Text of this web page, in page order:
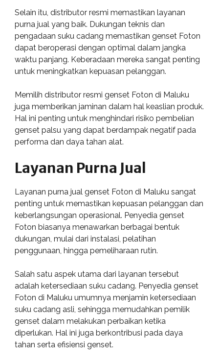
Selain itu, distributor resmi memastikan layanan
purna jual yang baik. Dukungan teknis dan
pengadaan suku cadang memastikan genset Foton
dapat beroperasi dengan optimal dalam jangka
waktu panjang. Keberadaan mereka sangat penting
untuk meningkatkan kepuasan pelanggan.
Memilih distributor resmi genset Foton di Maluku
juga memberikan jaminan dalam hal keaslian produk.
Hal ini penting untuk menghindari risiko pembelian
genset palsu yang dapat berdampak negatif pada
performa dan daya tahan alat.
Layanan Purna Jual
Layanan purna jual genset Foton di Maluku sangat
penting untuk memastikan kepuasan pelanggan dan
keberlangsungan operasional. Penyedia genset
Foton biasanya menawarkan berbagai bentuk
dukungan, mulai dari instalasi, pelatihan
penggunaan, hingga pemeliharaan rutin.
Salah satu aspek utama dari layanan tersebut
adalah ketersediaan suku cadang. Penyedia genset
Foton di Maluku umumnya menjamin ketersediaan
suku cadang asli, sehingga memudahkan pemilik
genset dalam melakukan perbaikan ketika
diperlukan. Hal ini juga berkontribusi pada daya
tahan serta efisiensi genset.